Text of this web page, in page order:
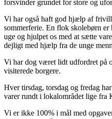
forsvinder grundet for store og
Vi har også haft god hjælp af
sommerferie. En flok skolebørn
uge og hjulpet os med at sætte
dejligt med hjælp fra de unge
Vi har dog været lidt udfordret på
visiterede borgere.
Hver tirsdag, torsdag og fredag
varer rundt i lokalområdet lige
Vi er ikke 100% i mål med